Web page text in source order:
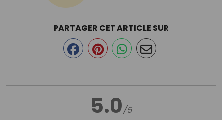
5.0/5
PARTAGER CET ARTICLE SUR